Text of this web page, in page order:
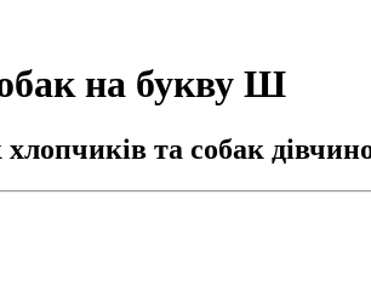
на букву Ш
та собак